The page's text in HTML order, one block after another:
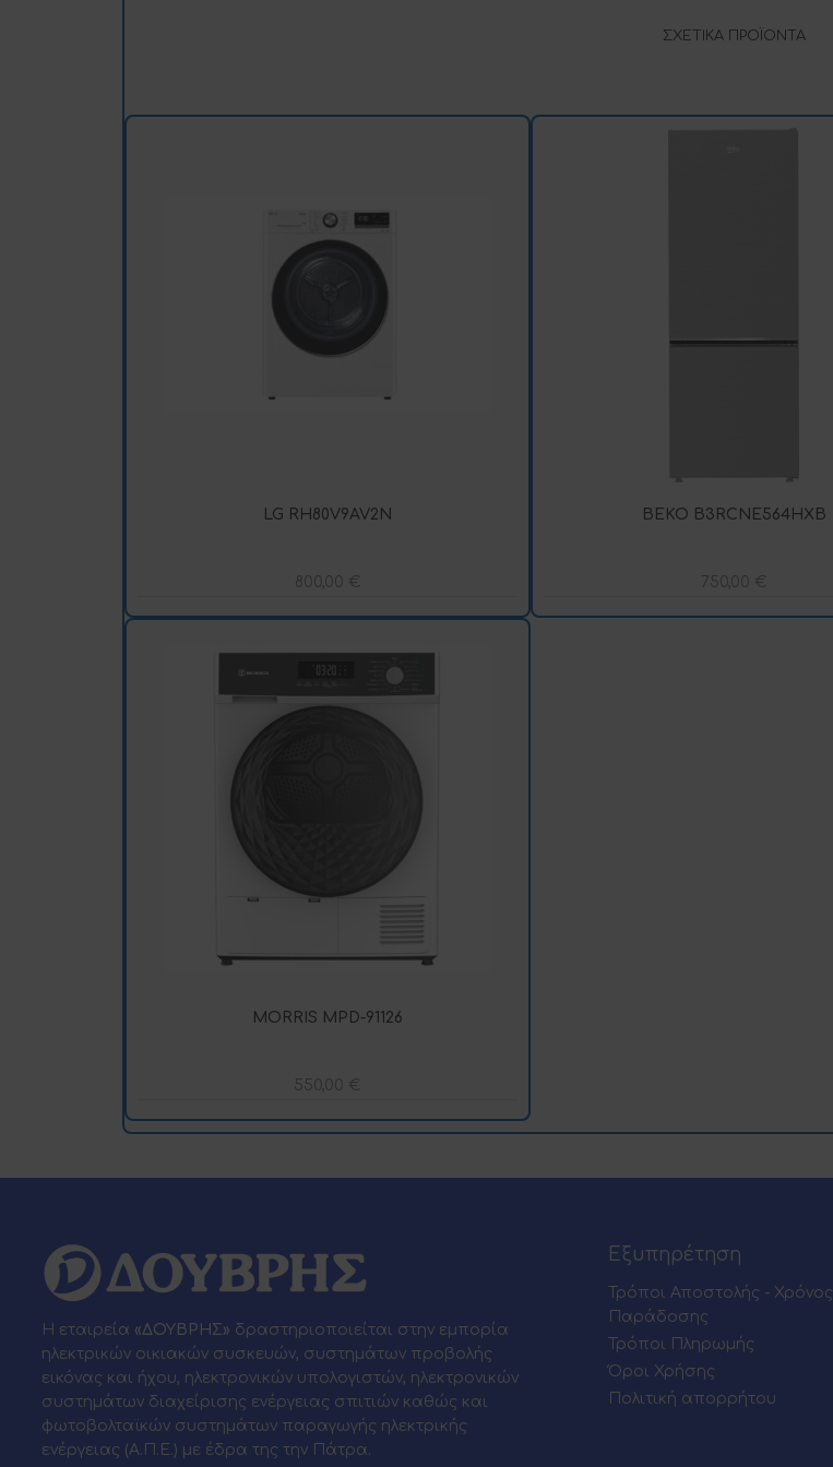
ΣΧΕΤΙΚΆ ΠΡΟΪΌΝΤΑ
LG RH80V9AV2N
800,00 €
BEKO B3RCNE564HXB
750,00 €
MORRIS MPD-91126
550,00 €
Η εταιρεία «ΔΟΥΒΡΗΣ» δραστηριοποιείται στην εμπορία
ηλεκτρικών οικιακών συσκευών, συστημάτων προβολής
εικόνας και ήχου, ηλεκτρονικών υπολογιστών, ηλεκτρονικών
συστημάτων διαχείρισης ενέργειας σπιτιών καθώς και
φωτοβολταϊκών συστημάτων παραγωγής ηλεκτρικής
ενέργειας (Α.Π.Ε.) με έδρα της την Πάτρα.
Εξυπηρέτηση
Τρόποι Αποστολής - Χρόνος
Παράδοσης
Τρόποι Πληρωμής
Όροι Χρήσης
Πολιτική απορρήτου